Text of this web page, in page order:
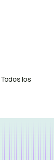
Todos los